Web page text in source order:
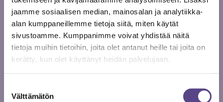
jaamme sosiaalisen median, mainosalan ja analytiikka-
alan kumppaneillemme tietoja siitä, miten käytät
sivustoamme. Kumppanimme voivat yhdistää näitä
tietoja muihin tietoihin, joita olet antanut heille tai joita on
kerätty, kun olet käyttänyt heidän palvelujaan.
valinta
Välttämätön
nopeasti, jos vakavasti toivotaan, että alan rakenteet
pysyvät ehjinä ja toiminta voi alkaa normaalisti, kun
kriisi on ohi.
Jaa artikkeli